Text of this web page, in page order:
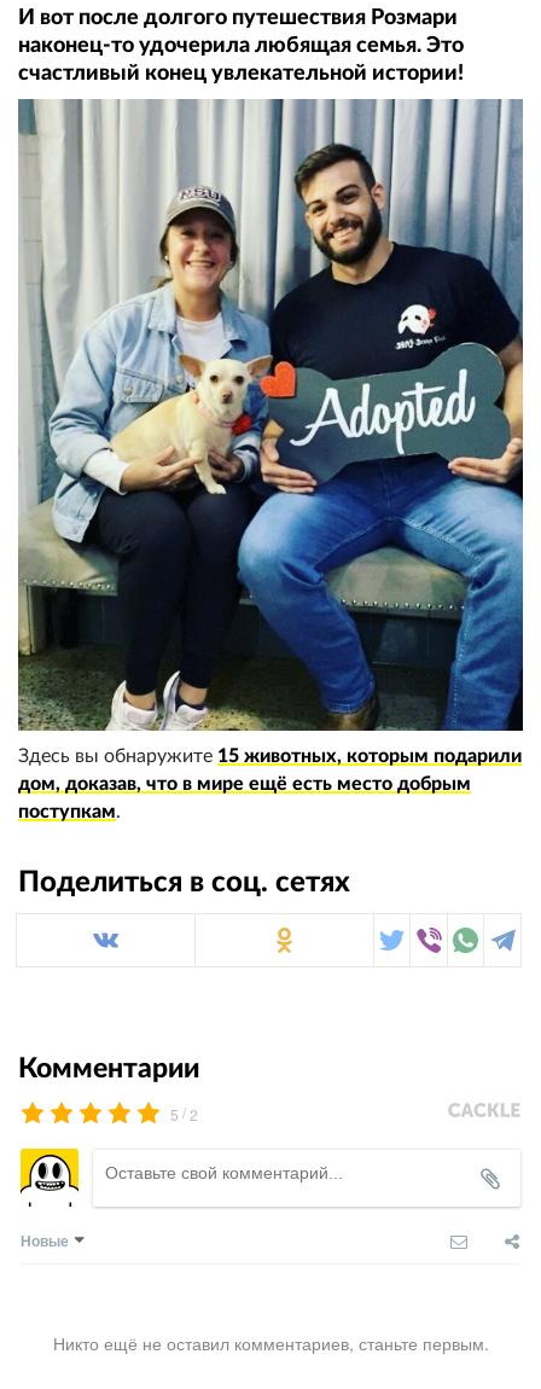
И вот после долгого путешествия Розмари
наконец-то удочерила любящая семья. Это
счастливый конец увлекательной истории!
Здесь вы обнаружите 15 животных, которым подарили
дом, доказав, что в мире ещё есть место добрым
поступкам.
Поделиться в соц. сетях
Комментарии
5 /2
Новые
Никто ещё не оставил комментариев, станьте первым.